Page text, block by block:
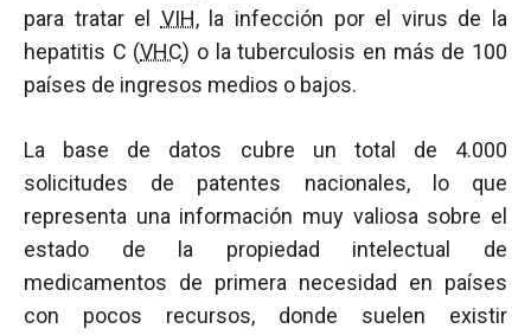
para tratar el VIH, la infección por el virus de la
hepatitis C (VHC) o la tuberculosis en más de 100
países de ingresos medios o bajos.
La base de datos cubre un total de 4.000
solicitudes de patentes nacionales, lo que
representa una información muy valiosa sobre el
estado de la propiedad intelectual de
medicamentos de primera necesidad en países
con pocos recursos, donde suelen existir